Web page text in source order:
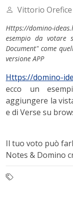
Vittorio Orefice
Https://domino-
esempio da votare
Document" come
versione APP
Https://domino-
ecco un
aggiungere la
e di Verse su
Il tuo voto può
Notes & Domino